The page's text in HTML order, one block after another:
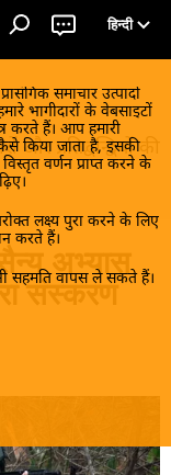
हिन्दी
समाचार उत्पादों
भागीदारों के वेबसाइटों
करते हैं। आप हमारी
किया जाता है, इसकी
वर्णन प्राप्त करने के
लक्ष्य पुरा करने के लिए
करते हैं।
सहमति वापस ले सकते हैं।
प्रतिद्वन्द्वियों की
अभ्यास
संस्करण